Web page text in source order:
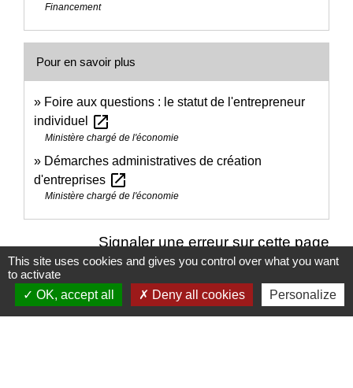
Financement
Pour en savoir plus
Foire aux questions : le statut de l'entrepreneur
individuel
open_in_new
Ministère chargé de l'économie
Démarches administratives de création
d'entreprises open_in_new
Ministère chargé de l'économie
Signaler une erreur sur cette page
This site uses cookies and gives you control over what you want
to activate
OK, accept all
Deny all cookies Personalize